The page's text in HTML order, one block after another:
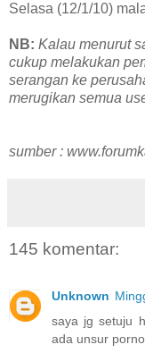
Selasa (12/1/10)
NB: Kalau menurut
cukup melakukan
serangan ke
merugikan semua
sumber :
145 komentar:
Unknown
saya jg setuju
ada unsur